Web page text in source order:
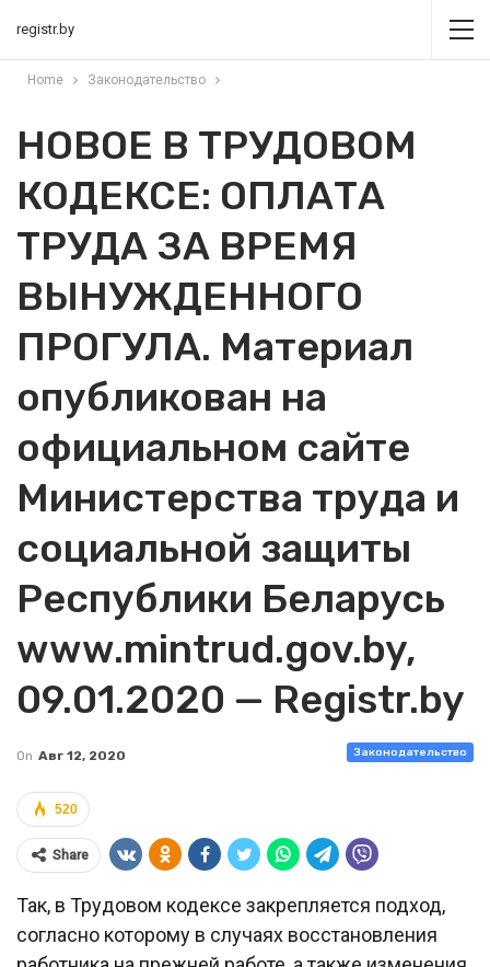
registr.by
Home Законодательство
НОВОЕ В ТРУДОВОМ
КОДЕКСЕ: ОПЛАТА
ТРУДА ЗА ВРЕМЯ
ВЫНУЖДЕННОГО
ПРОГУЛА. Материал
опубликован на
официальном сайте
Министерства труда и
социальной защиты
Республики Беларусь
www.mintrud.gov.by,
09.01.2020 — Registr.by
Законодательство
On Авг 12, 2020
520
Share
Так, в Трудовом кодексе закрепляется подход,
согласно которому в случаях восстановления